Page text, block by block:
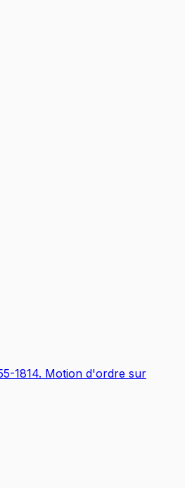
1814. Motion d'ordre sur